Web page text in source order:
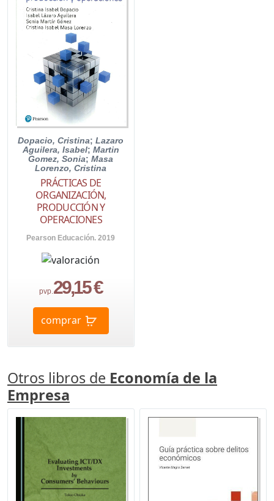
Dopacio, Cristina;Lazaro
Aguilera, Isabel; Martin
Gomez, Sonia;Masa
Lorenzo, Cristina
PRÁCTICAS DE
ORGANIZACIÓN,
PRODUCCIÓN Y
OPERACIONES
Pearson Educación. 2019
pvp.29,15 €
comprar
Otros libros de Economía de la
Empresa